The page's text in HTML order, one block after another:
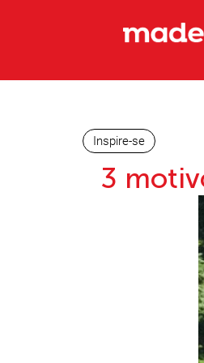
Inspire-se
3